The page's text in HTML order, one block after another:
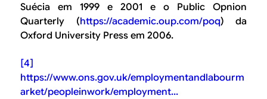
Suécia em 1999 e 2001 e o Public Opnion
Quarterly (https://academic.oup.com/poq) da
Oxford University Press em 2006.
[4]
https://www.ons.gov.uk/employmentandlabourm
arket/peopleinwork/employment...